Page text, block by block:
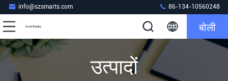
info@szsmarts.com 86-134-10560248
बोली
उत्पादों